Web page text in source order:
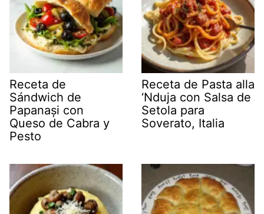
Receta de
Sándwich de
Papanași con
Queso de Cabra y
Pesto
Receta de Pasta alla
‘Nduja con Salsa de
Setola para
Soverato, Italia